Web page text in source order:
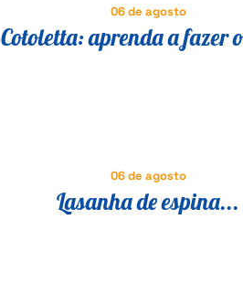
06 de agosto
Cotoletta: aprenda a fazer
06 de agosto
Lasanha de espina...